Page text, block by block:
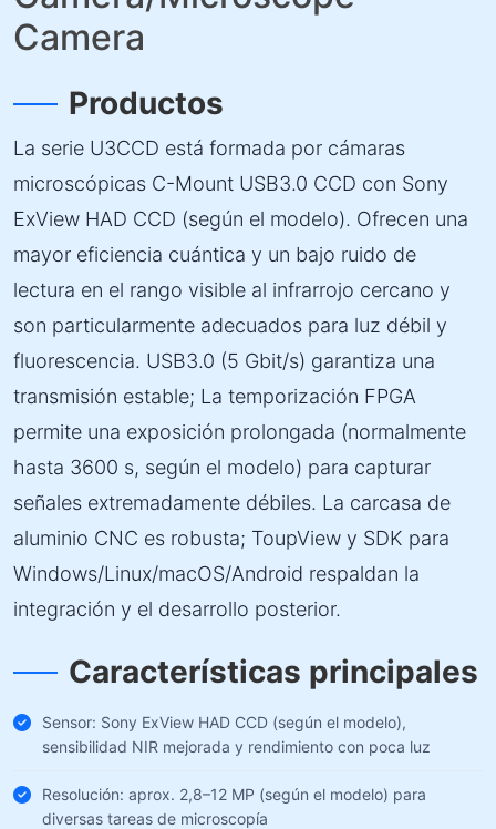
Camera
Productos
La serie U3CCD está formada por cámaras
microscópicas C-Mount USB3.0 CCD con Sony
ExView HAD CCD (según el modelo). Ofrecen una
mayor eficiencia cuántica y un bajo ruido de
lectura en el rango visible al infrarrojo cercano y
son particularmente adecuados para luz débil y
fluorescencia. USB3.0 (5 Gbit/s) garantiza una
transmisión estable; La temporización FPGA
permite una exposición prolongada (normalmente
hasta 3600 s, según el modelo) para capturar
señales extremadamente débiles. La carcasa de
aluminio CNC es robusta; ToupView y SDK para
Windows/Linux/macOS/Android respaldan la
integración y el desarrollo posterior.
Características principales
Sensor: Sony ExView HAD CCD (según el modelo),
sensibilidad NIR mejorada y rendimiento con poca luz
Resolución: aprox. 2,8–12 MP (según el modelo) para
diversas tareas de microscopía